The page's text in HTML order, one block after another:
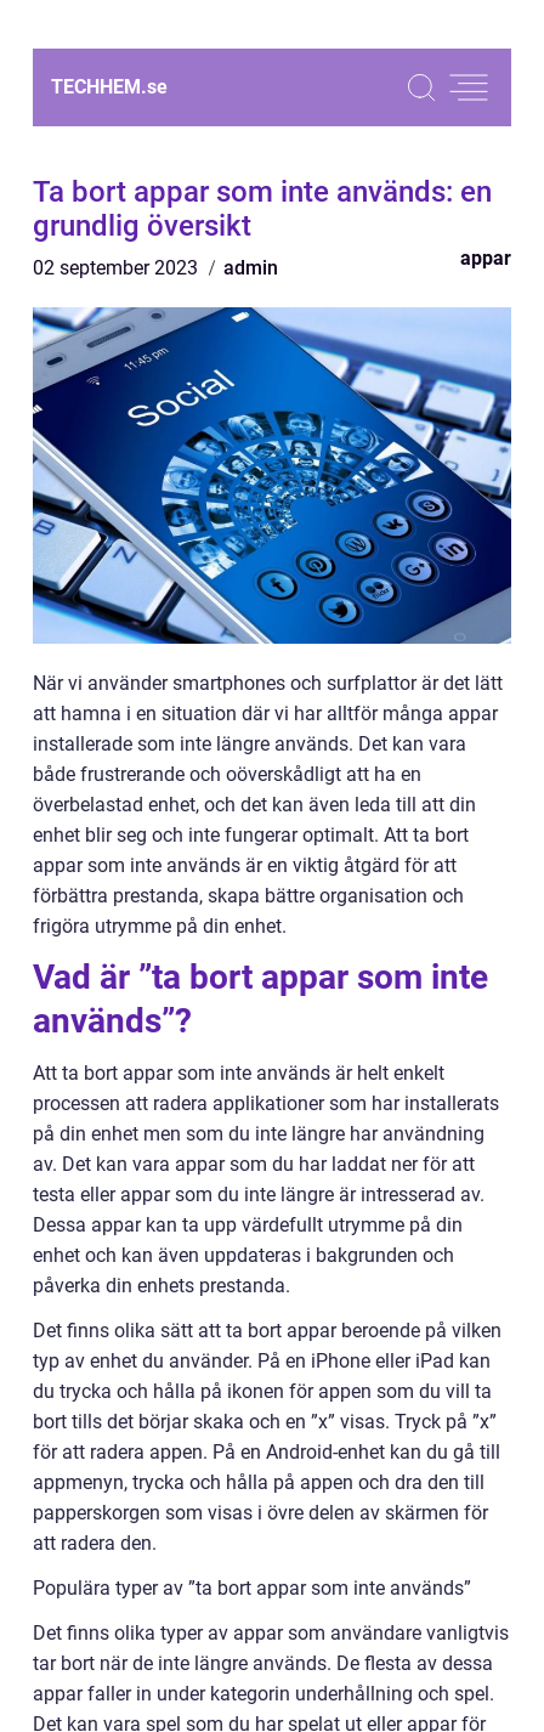
TECHHEM.se
Ta bort appar som inte används: en
grundlig översikt
02 september 2023 admin appar
När vi använder smartphones och surfplattor är det lätt
att hamna i en situation där vi har alltför många appar
installerade som inte längre används. Det kan vara
både frustrerande och oöverskådligt att ha en
överbelastad enhet, och det kan även leda till att din
enhet blir seg och inte fungerar optimalt. Att ta bort
appar som inte används är en viktig åtgärd för att
förbättra prestanda, skapa bättre organisation och
frigöra utrymme på din enhet.
Vad är ”ta bort appar som inte
används”?
Att ta bort appar som inte används är helt enkelt
processen att radera applikationer som har installerats
på din enhet men som du inte längre har användning
av. Det kan vara appar som du har laddat ner för att
testa eller appar som du inte längre är intresserad av.
Dessa appar kan ta upp värdefullt utrymme på din
enhet och kan även uppdateras i bakgrunden och
påverka din enhets prestanda.
Det finns olika sätt att ta bort appar beroende på vilken
typ av enhet du använder. På en iPhone eller iPad kan
du trycka och hålla på ikonen för appen som du vill ta
bort tills det börjar skaka och en ”x” visas. Tryck på ”x”
för att radera appen. På en Android-enhet kan du gå till
appmenyn, trycka och hålla på appen och dra den till
papperskorgen som visas i övre delen av skärmen för
att radera den.
Populära typer av ”ta bort appar som inte används”
Det finns olika typer av appar som användare vanligtvis
tar bort när de inte längre används. De flesta av dessa
appar faller in under kategorin underhållning och spel.
Det kan vara spel som du har spelat ut eller appar för